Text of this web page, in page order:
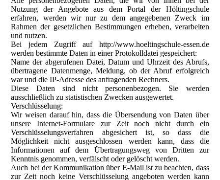
Nutzung der Angebote aus dem Portal der Höltingschule
erfahren, werden wir nur zu dem angegebenen Zweck im
Rahmen der gesetzlichen Bestimmungen erheben, verarbeiten
und nutzen.
Bei jedem Zugriff auf http://www.hoeltingschule-essen.de
werden bestimmte Daten in einer Protokolldatei gespeichert:
Name der abgerufenen Datei, Datum und Uhrzeit des Abrufs,
übertragene Datenmenge, Meldung, ob der Abruf erfolgreich
war und die IP-Adresse des anfragenden Rechners.
Diese Daten sind nicht personenbezogen. Sie werden
ausschließlich zu statistischen Zwecken ausgewertet.
Verschlüsselung:
Wir weisen darauf hin, dass die Übersendung von Daten über
unsere Internet-Formulare zur Zeit noch nicht durch ein
Verschlüsselungsverfahren abgesichert ist, so dass die
Möglichkeit nicht ausgeschlossen werden kann, dass die
Informationen auf dem Übertragungsweg von Dritten zur
Kenntnis genommen, verfälscht oder gelöscht werden.
Auch bei der Kommunikation über E-Mail ist zu beachten, dass
zur Zeit noch keine Verschlüsselung angeboten werden kann